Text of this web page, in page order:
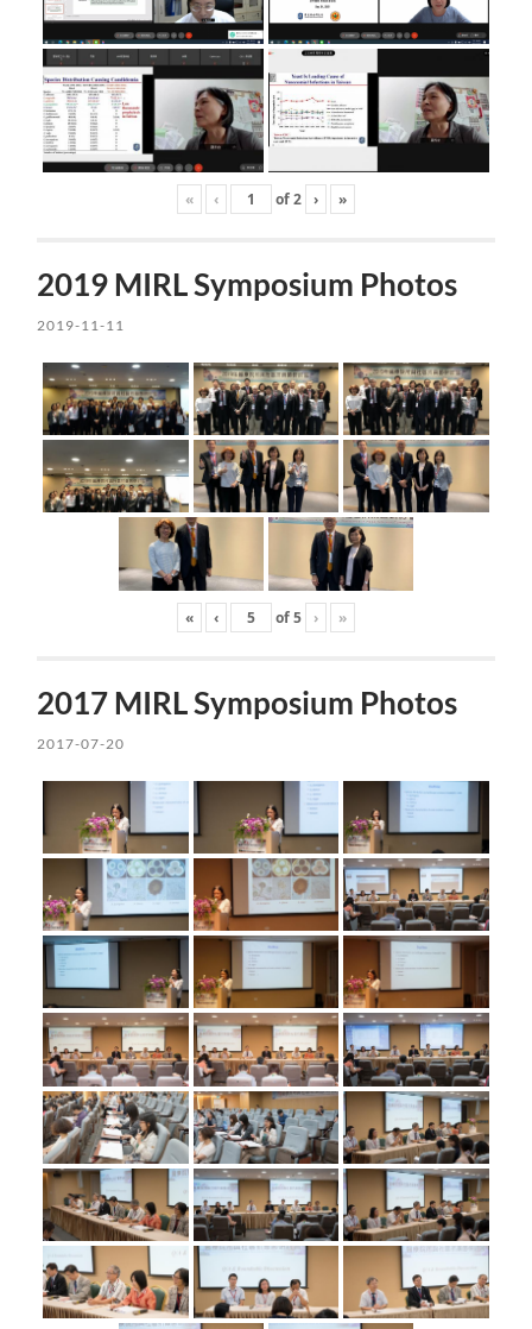
« ‹ of2 › »
2019 MIRL Symposium Photos
2019-11-11
« ‹ of5 › »
2017 MIRL Symposium Photos
2017-07-20